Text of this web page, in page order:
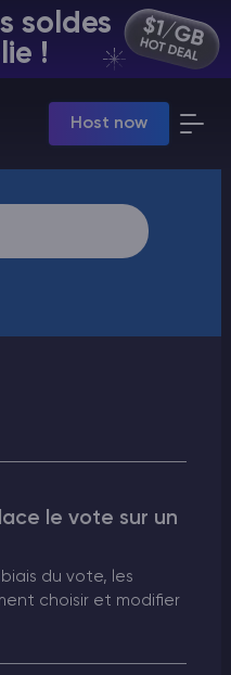
soldes
!
Host now
le vote sur un
biais du vote, les
choisir et modifier